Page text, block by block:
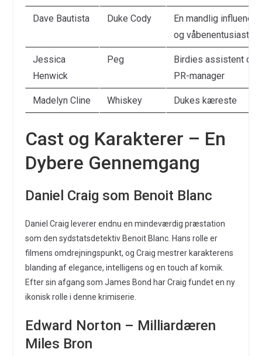
Dave Bautista Duke Cody
En mandlig influencer
og våbenentusiast
Jessica
Henwick
Peg
Birdies assistent og
PR-manager
Madelyn Cline Whiskey Dukes kæreste
Cast og Karakterer – En
Dybere Gennemgang
Daniel Craig som Benoit Blanc
Daniel Craig leverer endnu en mindeværdig præstation
som den sydstatsdetektiv Benoit Blanc. Hans rolle er
filmens omdrejningspunkt, og Craig mestrer karakterens
blanding af elegance, intelligens og en touch af komik.
Efter sin afgang som James Bond har Craig fundet en ny
ikonisk rolle i denne krimiserie.
Edward Norton – Milliardæren
Miles Bron